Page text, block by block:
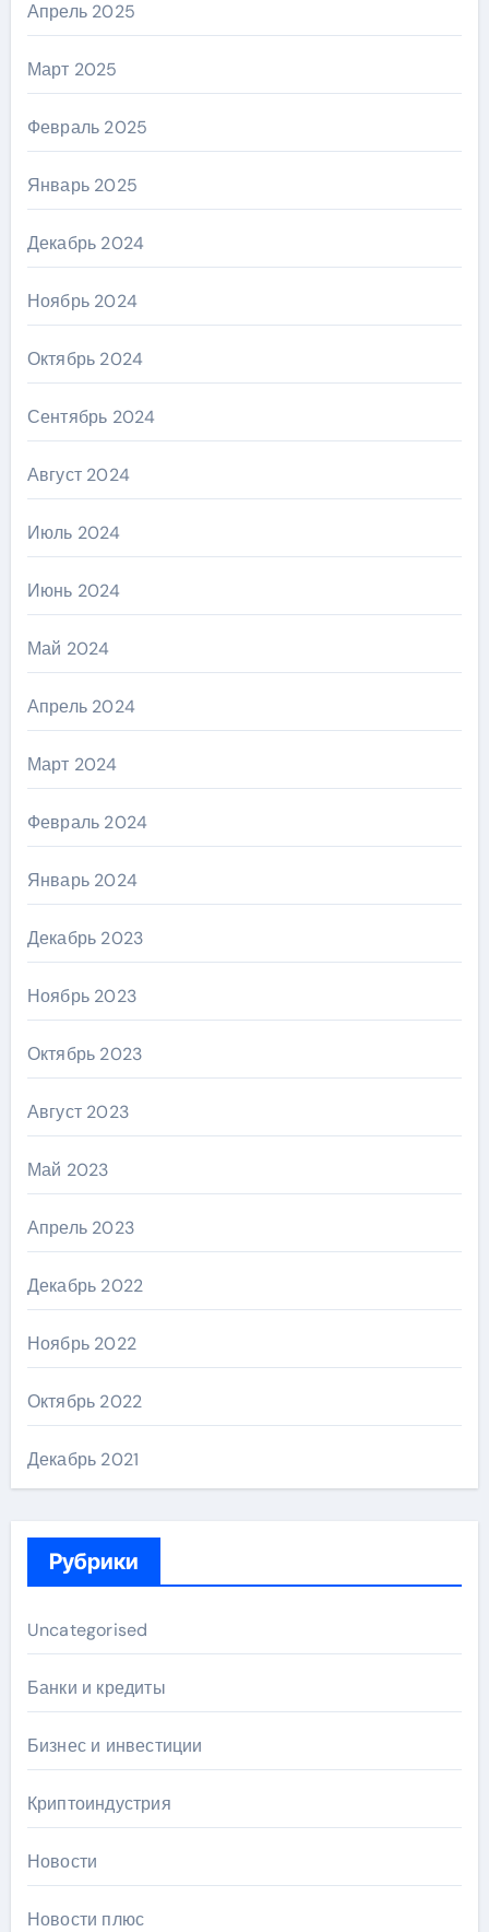
Апрель 2025
Март 2025
Февраль 2025
Январь 2025
Декабрь 2024
Ноябрь 2024
Октябрь 2024
Сентябрь 2024
Август 2024
Июль 2024
Июнь 2024
Май 2024
Апрель 2024
Март 2024
Февраль 2024
Январь 2024
Декабрь 2023
Ноябрь 2023
Октябрь 2023
Август 2023
Май 2023
Апрель 2023
Декабрь 2022
Ноябрь 2022
Октябрь 2022
Декабрь 2021
Рубрики
Uncategorised
Банки и кредиты
Бизнес и инвестиции
Криптоиндустрия
Новости
Новости плюс